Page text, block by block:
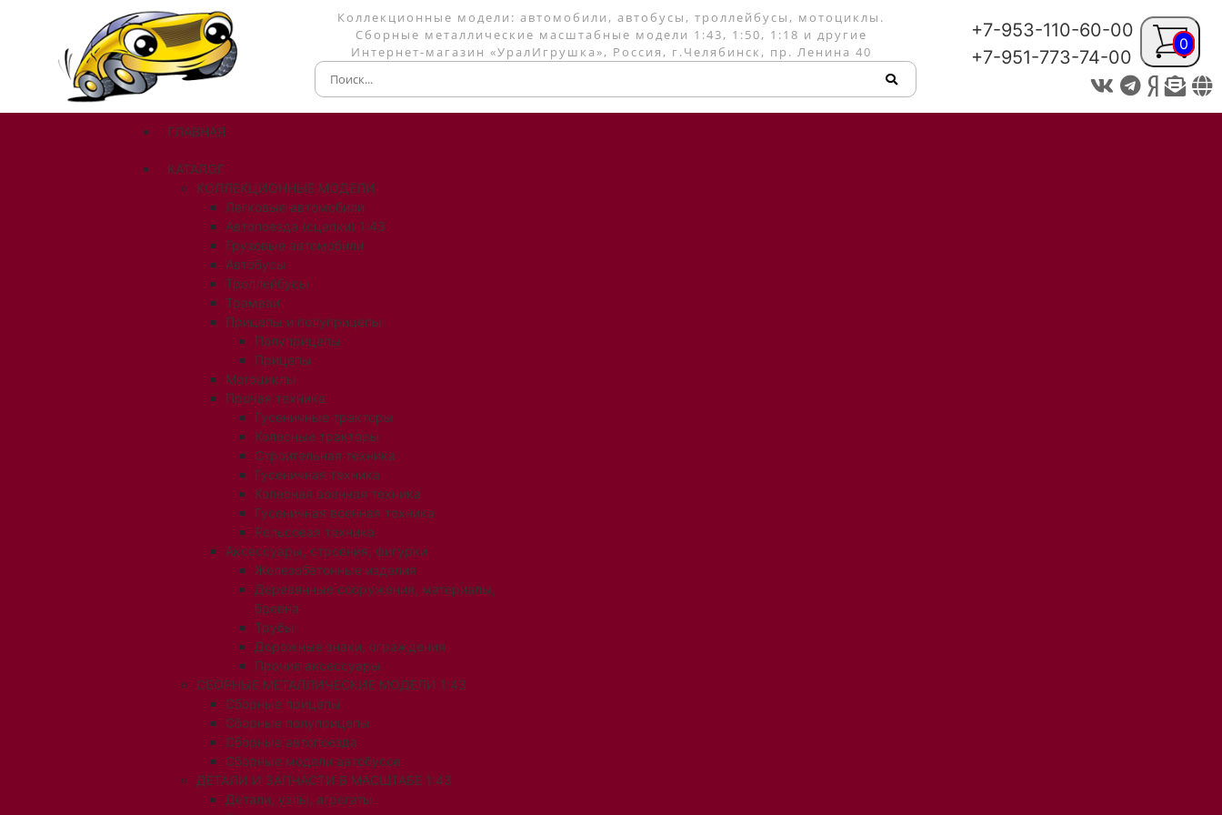
Коллекционные модели: автомобили, автобусы, троллейбусы, мотоциклы.
Сборные металлические масштабные модели 1:43, 1:50, 1:18 и другие
Интернет-магазин «УралИгрушка», Россия, г.Челябинск, пр. Ленина 40
+7-953-110-60-00
+7-951-773-74-00
ГЛАВНАЯ
КАТАЛОГ
КОЛЛЕКЦИОННЫЕ МОДЕЛИ
Легковые автомобили
Автопоезда (сцепки) 1:43
Грузовые автомобили
Автобусы
Троллейбусы
Трамваи
Прицепы и полуприцепы
Полуприцепы
Прицепы
Мотоциклы
Прочая техника
Гусеничные тракторы
Колесные тракторы
Строительная техника
Гусеничная техника
Колесная военная техника
Гусеничная военная техника
Рельсовая техника
Аксессуары, строения, фигурки
Железобетонные изделия
Деревянные сооружения, материалы,
бревна
Трубы
Дорожные знаки, ограждения
Прочие аксессуары
СБОРНЫЕ МЕТАЛЛИЧЕСКИЕ МОДЕЛИ 1:43
Сборные прицепы
Сборные полуприцепы
Сборные автопоезда
Сборные модели автобусов
ДЕТАЛИ И ЗАПЧАСТИ В МАСШТАБЕ 1:43
Детали, узлы, агрегаты
0